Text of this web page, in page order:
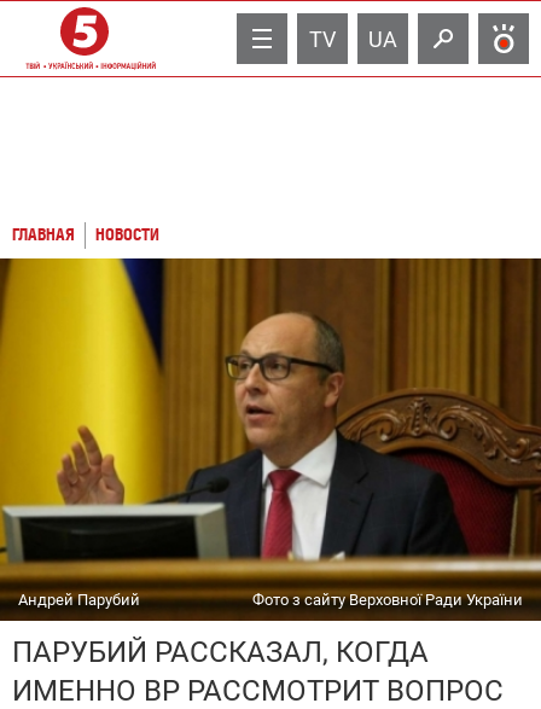
TV UA
ГЛАВНАЯ НОВОСТИ
Андрей Парубий Фото з сайту Верховної Ради України
ПАРУБИЙ РАССКАЗАЛ, КОГДА
ИМЕННО ВР РАССМОТРИТ ВОПРОС